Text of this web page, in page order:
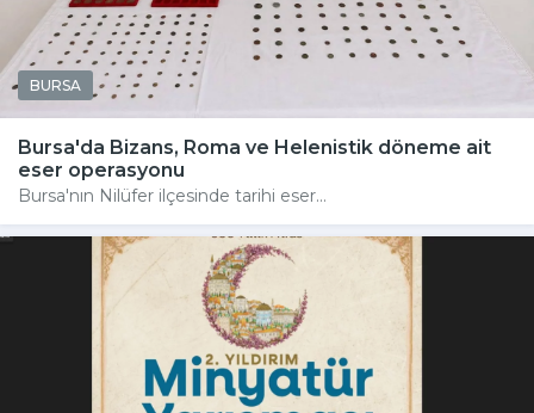
BURSA
Bursa'da Bizans, Roma ve Helenistik döneme ait
eser operasyonu
Bursa'nın Nilüfer ilçesinde tarihi eser...